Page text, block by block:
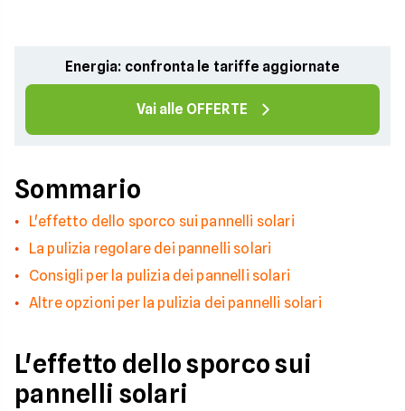
Energia: confronta le tariffe aggiornate
Vai alle OFFERTE
Sommario
L'effetto dello sporco sui pannelli solari
La pulizia regolare dei pannelli solari
Consigli per la pulizia dei pannelli solari
Altre opzioni per la pulizia dei pannelli solari
L'effetto dello sporco sui
pannelli solari